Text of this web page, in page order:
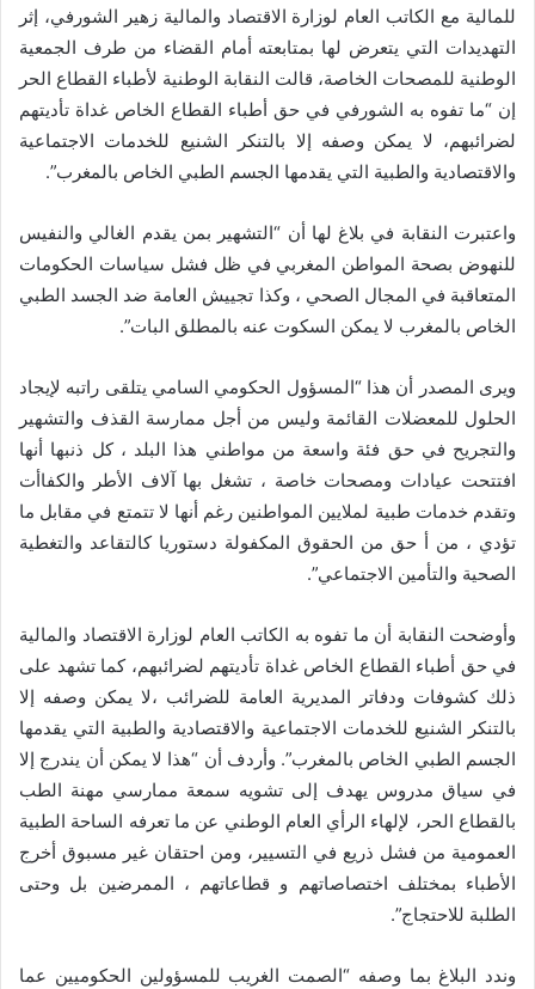
للمالية مع الكاتب العام لوزارة الاقتصاد والمالية زهير الشورفي، إثر
التهديدات التي يتعرض لها بمتابعته أمام القضاء من طرف الجمعية
الوطنية للمصحات الخاصة، قالت النقابة الوطنية لأطباء القطاع الحر
إن “ما تفوه به الشورفي في حق أطباء القطاع الخاص غداة تأديتهم
لضرائبهم، لا يمكن وصفه إلا بالتنكر الشنيع للخدمات الاجتماعية
والاقتصادية والطبية التي يقدمها الجسم الطبي الخاص بالمغرب”.
واعتبرت النقابة في بلاغ لها أن “التشهير بمن يقدم الغالي والنفيس
للنهوض بصحة المواطن المغربي في ظل فشل سياسات الحكومات
المتعاقبة في المجال الصحي ، وكذا تجييش العامة ضد الجسد الطبي
الخاص بالمغرب لا يمكن السكوت عنه بالمطلق البات”.
ويرى المصدر أن هذا “المسؤول الحكومي السامي يتلقى راتبه لإيجاد
الحلول للمعضلات القائمة وليس من أجل ممارسة القذف والتشهير
والتجريح في حق فئة واسعة من مواطني هذا البلد ، كل ذنبها أنها
افتتحت عيادات ومصحات خاصة ، تشغل بها آلاف الأطر والكفاأت
وتقدم خدمات طبية لملايين المواطنين رغم أنها لا تتمتع في مقابل ما
تؤدي ، من أ حق من الحقوق المكفولة دستوريا كالتقاعد والتغطية
الصحية والتأمين الاجتماعي”.
وأوضحت النقابة أن ما تفوه به الكاتب العام لوزارة الاقتصاد والمالية
في حق أطباء القطاع الخاص غداة تأديتهم لضرائبهم، كما تشهد على
ذلك كشوفات ودفاتر المديرية العامة للضرائب ،لا يمكن وصفه إلا
بالتنكر الشنيع للخدمات الاجتماعية والاقتصادية والطبية التي يقدمها
الجسم الطبي الخاص بالمغرب”. وأردف أن “هذا لا يمكن أن يندرج إلا
في سياق مدروس يهدف إلى تشويه سمعة ممارسي مهنة الطب
بالقطاع الحر، لإلهاء الرأي العام الوطني عن ما تعرفه الساحة الطبية
العمومية من فشل ذريع في التسيير، ومن احتقان غير مسبوق أخرج
الأطباء بمختلف اختصاصاتهم و قطاعاتهم ، الممرضين بل وحتى
الطلبة للاحتجاج”.
وندد البلاغ بما وصفه “الصمت الغريب للمسؤولين الحكوميين عما